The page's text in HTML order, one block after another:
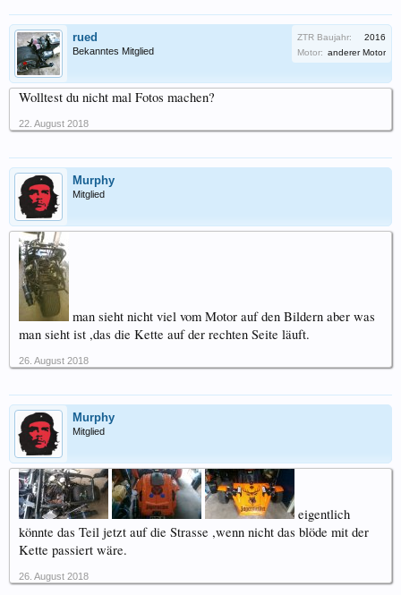
rued
Bekanntes Mitglied
ZTR Baujahr:
2016
Motor: anderer Motor
Wolltest du nicht mal Fotos machen?
22. August 2018
Murphy
Mitglied
man sieht nicht viel vom Motor auf den Bildern aber was
man sieht ist ,das die Kette auf der rechten Seite läuft.
26. August 2018
Murphy
Mitglied
eigentlich
könnte das Teil jetzt auf die Strasse ,wenn nicht das blöde mit der
Kette passiert wäre.
26. August 2018